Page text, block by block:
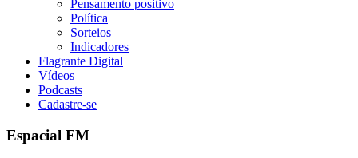
Pensamento positivo
Política
Sorteios
Indicadores
Flagrante Digital
Vídeos
Podcasts
Cadastre-se
Espacial FM